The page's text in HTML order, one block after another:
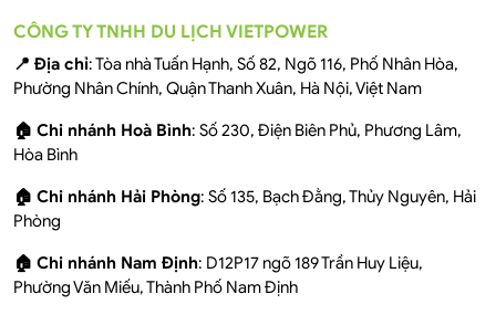
CÔNG TY TNHH DU LỊCH VIETPOWER
📍 Địa chỉ: Tòa nhà Tuấn Hạnh, Số 82, Ngõ 116, Phố Nhân Hòa,
Phường Nhân Chính, Quận Thanh Xuân, Hà Nội, Việt Nam
🏠 Chi nhánh Hoà Bình: Số 230, Điện Biên Phủ, Phương Lâm,
Hòa Bình
🏠 Chi nhánh Hải Phòng: Số 135, Bạch Đằng, Thủy Nguyên, Hải
Phòng
🏠 Chi nhánh Nam Định: D12P17 ngõ 189 Trần Huy Liệu,
Phường Văn Miếu, Thành Phố Nam Định